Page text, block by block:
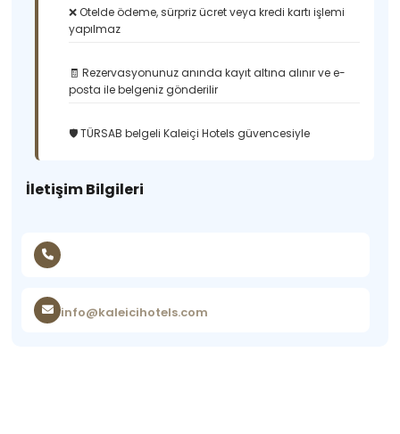
❌ Otelde ödeme, sürpriz ücret veya kredi kartı işlemi
yapılmaz
🧾 Rezervasyonunuz anında kayıt altına alınır ve e-
posta ile belgeniz gönderilir
🛡️ TÜRSAB belgeli Kaleiçi Hotels güvencesiyle
İletişim Bilgileri
info@kaleicihotels.com